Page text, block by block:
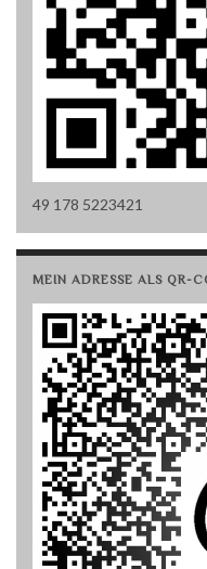
49 178 5223421
MEIN ADRESSE ALS QR-